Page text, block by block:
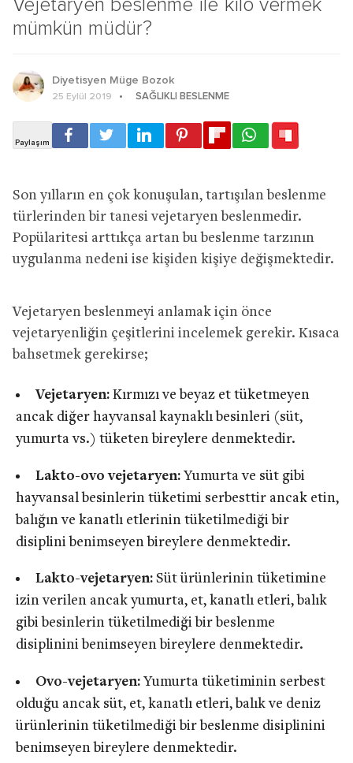
Vejetaryen beslenme ile kilo vermek
mümkün müdür?
Diyetisyen Müge Bozok
25 Eylül 2019 SAĞLIKLI BESLENME
Son yılların en çok konuşulan, tartışılan beslenme
türlerinden bir tanesi vejetaryen beslenmedir.
Popülaritesi arttıkça artan bu beslenme tarzının
uygulanma nedeni ise kişiden kişiye değişmektedir.
Vejetaryen beslenmeyi anlamak için önce
vejetaryenliğin çeşitlerini incelemek gerekir. Kısaca
bahsetmek gerekirse;
Vejetaryen:Kırmızı ve beyaz et tüketmeyen
ancak diğer hayvansal kaynaklı besinleri (süt,
yumurta vs.) tüketen bireylere denmektedir.
Lakto-ovo vejetaryen:Yumurta ve süt gibi
hayvansal besinlerin tüketimi serbesttir ancak etin,
balığın ve kanatlı etlerinin tüketilmediği bir
disiplini benimseyen bireylere denmektedir.
Lakto-vejetaryen:Süt ürünlerinin tüketimine
izin verilen ancak yumurta, et, kanatlı etleri, balık
gibi besinlerin tüketilmediği bir beslenme
disiplinini benimseyen bireylere denmektedir.
Ovo-vejetaryen:Yumurta tüketiminin serbest
olduğu ancak süt, et, kanatlı etleri, balık ve deniz
ürünlerinin tüketilmediği bir beslenme disiplinini
benimseyen bireylere denmektedir.